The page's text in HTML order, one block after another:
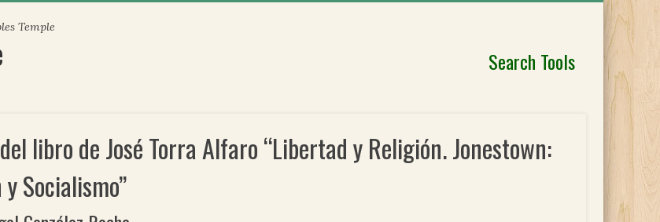
Temple
Search Tools
libro de José Torra Alfaro “Libertad y Religión. Jonestown:
Socialismo”